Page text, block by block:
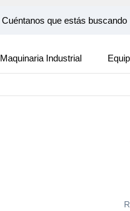
Maquinaria Industrial